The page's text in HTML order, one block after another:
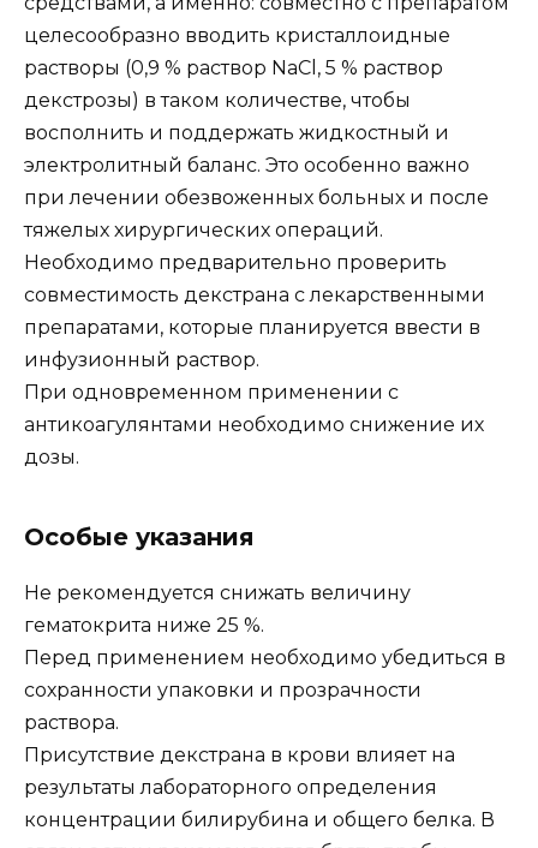
целесообразно вводить кристаллоидные
растворы (0,9 % раствор NaCl, 5 % раствор
декстрозы) в таком количестве, чтобы
восполнить и поддержать жидкостный и
электролитный баланс. Это особенно важно
при лечении обезвоженных больных и после
тяжелых хирургических операций.
Необходимо предварительно проверить
совместимость декстрана с лекарственными
препаратами, которые планируется ввести в
инфузионный раствор.
При одновременном применении с
антикоагулянтами необходимо снижение их
дозы.
Особые указания
Не рекомендуется снижать величину
гематокрита ниже 25 %.
Перед применением необходимо убедиться в
сохранности упаковки и прозрачности
раствора.
Присутствие декстрана в крови влияет на
результаты лабораторного определения
концентрации билирубина и общего белка. В